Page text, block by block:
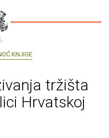
KNJIGE
tržišta
Hrvatskoj